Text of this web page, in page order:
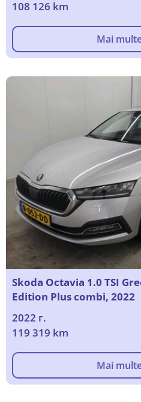
108 126 km
Mai
Skoda Octavia 1.0 TSI
Edition Plus combi, 2022
2022 г.
119 319 km
Mai